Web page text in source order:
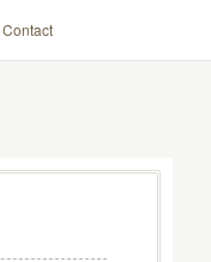
Contact